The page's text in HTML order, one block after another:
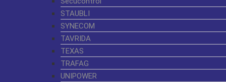
STAUBLI
SYNECOM
TAVRIDA
TEXAS
TRAFAG
UNIPOWER